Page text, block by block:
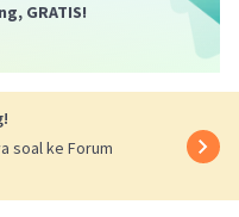
GRATIS!
soal ke Forum